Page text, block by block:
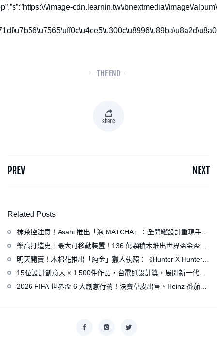
- THE END -
share
PREV NEXT
Related Posts
抹茶控注意！Asahi 推出「泡 MATCHA」：全開罐設計重現手打
泡感，拿鐵、可爾必思等新品同步亮相
樂高打造史上最大可移動裝置！136 萬顆積木堆出世界盃金盃，
梅西、姆巴佩、C 羅化身樂高人偶
明天開賣！木棉花推出「純金」獵人執照：《Hunter X Hunter》
連載再開、集英社打造獵人專用情報網
15位設計創意人 × 1,500件作品，台電瓩設計獎，展開新一代設
計師與電力的創意對話
2026 FIFA 世界盃 6 大創意行銷！決賽草皮出售、Heinz 番茄醬